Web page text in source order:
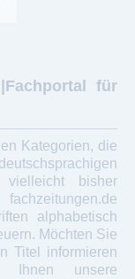
für
Kategorien, die
vielleicht bisher
alphabetisch
Möchten Sie
Titel informieren
Ihnen unsere